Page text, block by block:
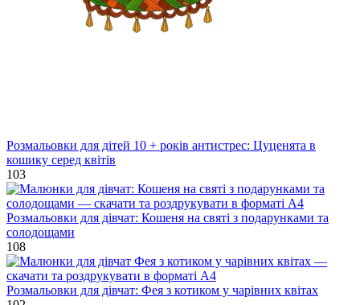
Розмальовки для дітей 10 + років антистрес: Цуценята в
кошику серед квітів
103
Розмальовки для дівчат: Кошеня на святі з подарунками та
солодощами
108
Розмальовки для дівчат: Фея з котиком у чарівних квітах